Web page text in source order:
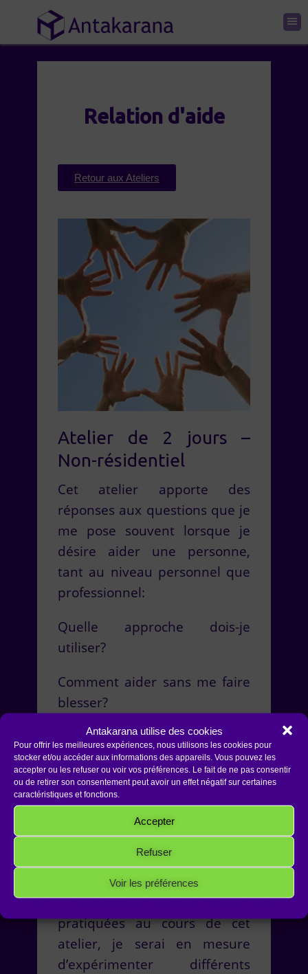
Antakarana utilise des cookies
Pour offrir les meilleures expériences, nous utilisons les cookies pour
stocker et/ou accéder aux informations des appareils. Vous pouvez les
accepter ou les refuser ou voir vos préférences. Le fait de ne pas consentir
ou de retirer son consentement peut avoir un effet négatif sur certaines
caractéristiques et fonctions.
Accepter
Refuser
Voir les préférences
Relation d'aide
Retour aux Ateliers
Atelier de 2 jours –
Non-résidentiel
Cet atelier apporte des
réponses aux questions que je
me pose souvent lorsque je
désire aider une personne,
tant au niveau personnel que
professionnel:
Quelle approche dois-je
utiliser?
Comment aider sans me faire
blesser?
Est-ce profitable ou nuisible?
Quelle est ma responsabilité
face à cette aide que je
souhaite apporter?
À l’aide de différents exercices
de mises en situation, de
techniques particulières
pratiquées au cours de cet
atelier, je serai en mesure
d’expérimenter différents